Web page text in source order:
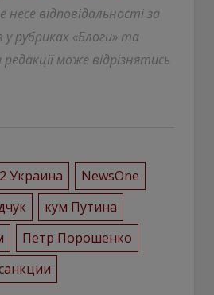
несе відповідальності за
у рубриках «Блоги» та
може відрізнятись
Украина
NewsOne
кум Путина
Петр Порошенко